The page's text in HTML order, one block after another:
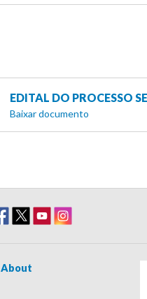
EDITAL DO PROCESSO
Baixar documento
About